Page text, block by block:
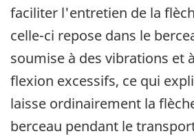
faciliter l'entretien de la
celle-ci repose dans le
soumise à des vibrations et
flexion excessifs, ce qui
laisse ordinairement la
berceau pendant le